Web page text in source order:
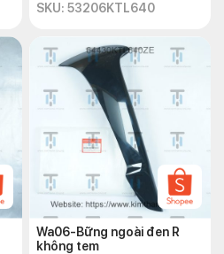
SKU: 53206KTL640
Wa06-Bững ngoài đen R
không tem